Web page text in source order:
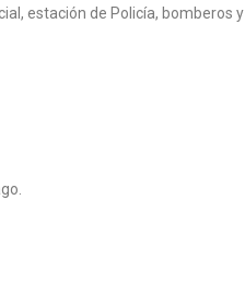
estación de Policía, bomberos y